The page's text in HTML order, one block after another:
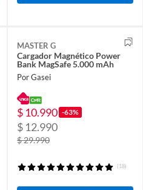
MASTER G
Cargador Magnético Power
Bank MagSafe 5.000 mAh
Por Gasei
$ 10.990 -63%
$ 12.990
$ 29.990
(18)